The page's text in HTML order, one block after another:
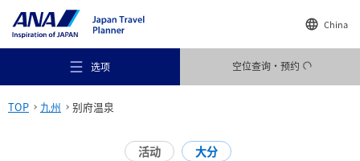
China
选项 空位查询・预约
TOP 九州 别府温泉
活动 大分